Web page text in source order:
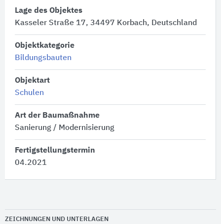
Lage des Objektes
Kasseler Straße 17, 34497 Korbach, Deutschland
Objektkategorie
Bildungsbauten
Objektart
Schulen
Art der Baumaßnahme
Sanierung / Modernisierung
Fertigstellungstermin
04.2021
ZEICHNUNGEN UND UNTERLAGEN